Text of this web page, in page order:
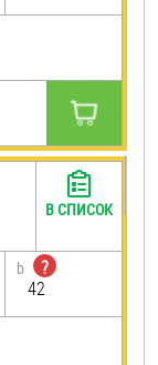
b
?
42
В СПИСОК